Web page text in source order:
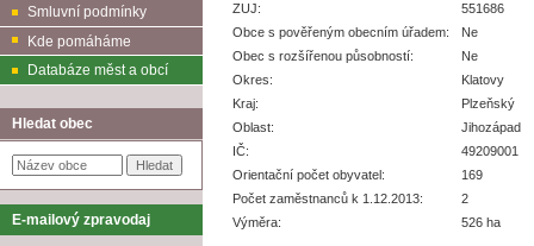
Smluvní podmínky
Kde pomáháme
Databáze měst a obcí
Hledat obec
E-mailový zpravodaj
ZUJ:
551686
Obce s pověřeným obecním úřadem:
Ne
Obec s rozšířenou působností:
Ne
Okres:
Klatovy
Kraj:
Plzeňský
Oblast:
Jihozápad
IČ:
49209001
Orientační počet obyvatel:
169
Počet zaměstnanců k 1.12.2013:
2
Výměra:
526 ha